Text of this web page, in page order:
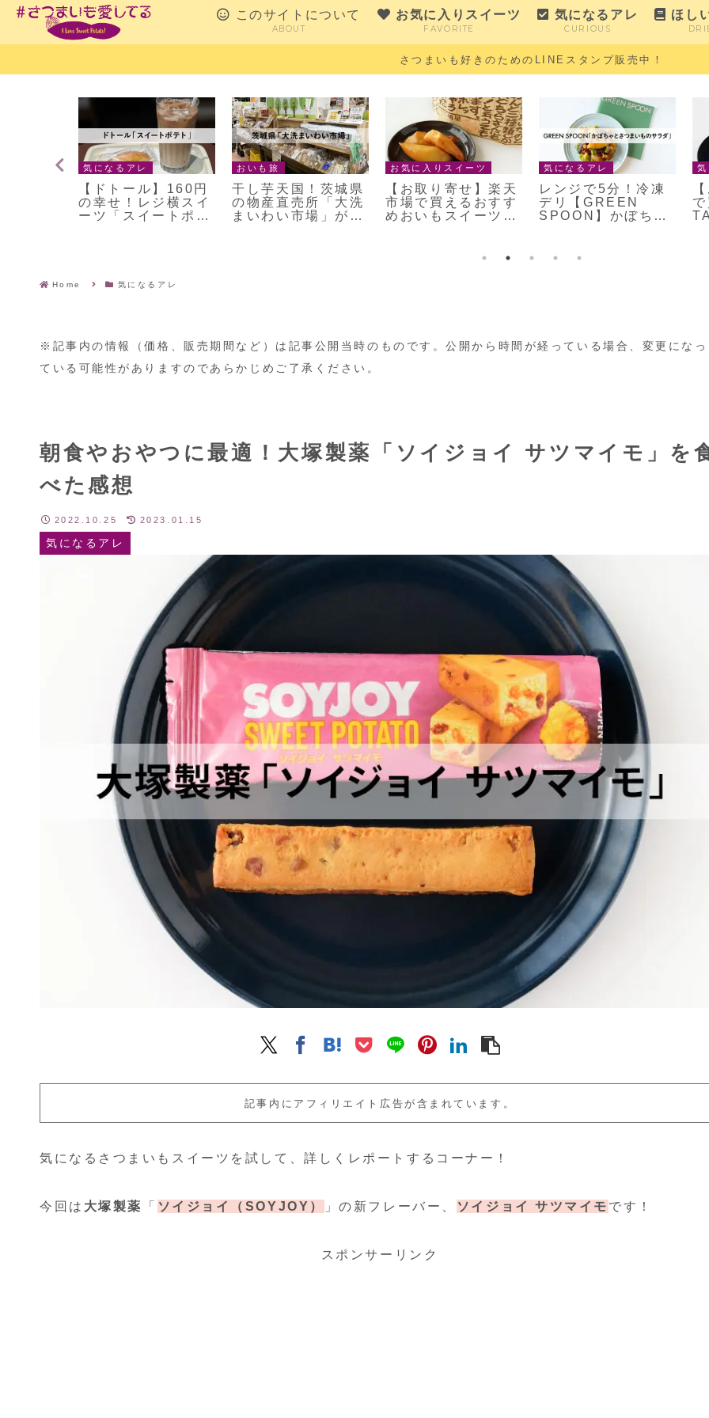
このサイトについて
ABOUT
お気に入りスイーツ
FAVORITE
気になるアレ
CURIOUS
ほし
さつまいも好きのためのLINEスタンプ販売中！
お気に入りスイーツ
日持ちや値段は？
【舟和】芋ようかん
のおいしい食べ方3
気になるアレ
トースターで何分温
める？長崎・五島列
島の「かんころ餅」
気になるアレ
ホシイモノは総て手
に入る！？茨城県ひ
たちなか市「ほしい
気になるアレ
【舟和】コラボ再
び！東京駅「ベイカ
ーズゴナベイク」舟
Home 気になるアレ
朝食やおやつに最適！大塚製薬「ソイジョイ サツマイモ」を
べた感想
気になるアレ
2022.10.25 2023.01.15
記事内にアフィリエイト広告が含まれています。
※記事内の情報（価格、販売期間など）は記事公開当時のものです。公開から時間が経っている場合、変更になっ
ている可能性がありますのであらかじめご了承ください。
気になるさつまいもスイーツを試して、詳しくレポートするコーナー！
今回は 大塚製薬 「 ソイジョイ（SOYJOY） 」の新フレーバー、 ソイジョイ サツマイモ です！
スポンサーリンク